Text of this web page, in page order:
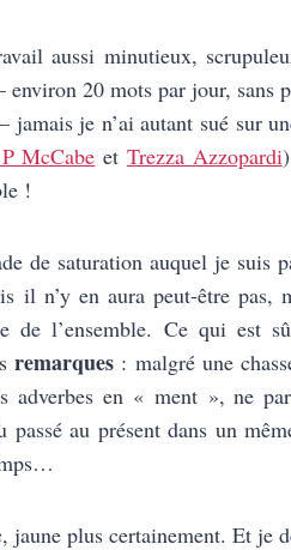
aussi minutieux,
20 mots par jour, sans
jamais je n’ai autant sué sur
McCabe et Trezza Azzopardi
!
de saturation auquel je suis
il n’y en aura peut-être pas,
de l’ensemble. Ce qui est
remarques : malgré une
adverbes en « ment », ne
passé au présent dans un
jaune plus certainement. Et je